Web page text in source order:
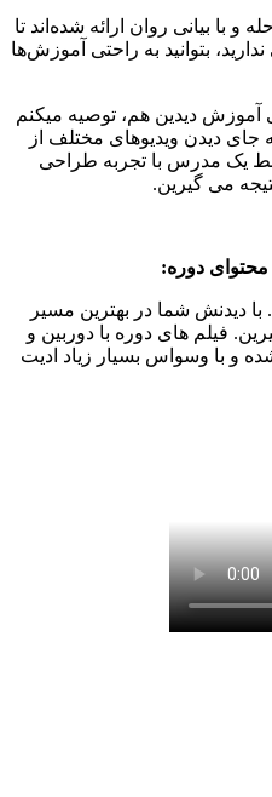
با بیانی روان ارائه شده‌اند تا
بتوانید به راحتی آموزش‌ها
آموزش دیدین هم، توصیه میکنم
جای دیدن ویدیوهای مختلف از
یک مدرس با تجربه طراحی
می گیرین.
دوره:
با دیدنش شما در بهترین مسیر
فیلم های دوره با دوربین و
و با وسواس بسیار زیاد ادیت